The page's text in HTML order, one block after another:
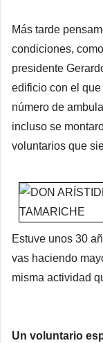
Más tarde
condiciones,
presidente
edificio con el que
número de
incluso se
voluntarios que
Estuve unos 30
vas haciendo
misma actividad
Un voluntario